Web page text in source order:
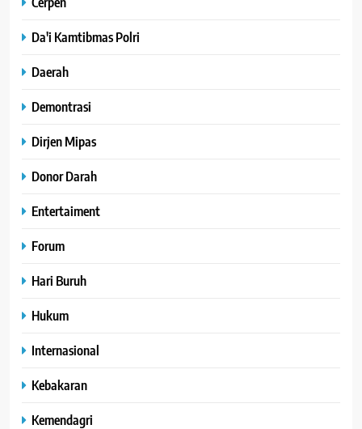
Da'i Kamtibmas Polri
Daerah
Demontrasi
Dirjen Mipas
Donor Darah
Entertaiment
Forum
Hari Buruh
Hukum
Internasional
Kebakaran
Kemendagri